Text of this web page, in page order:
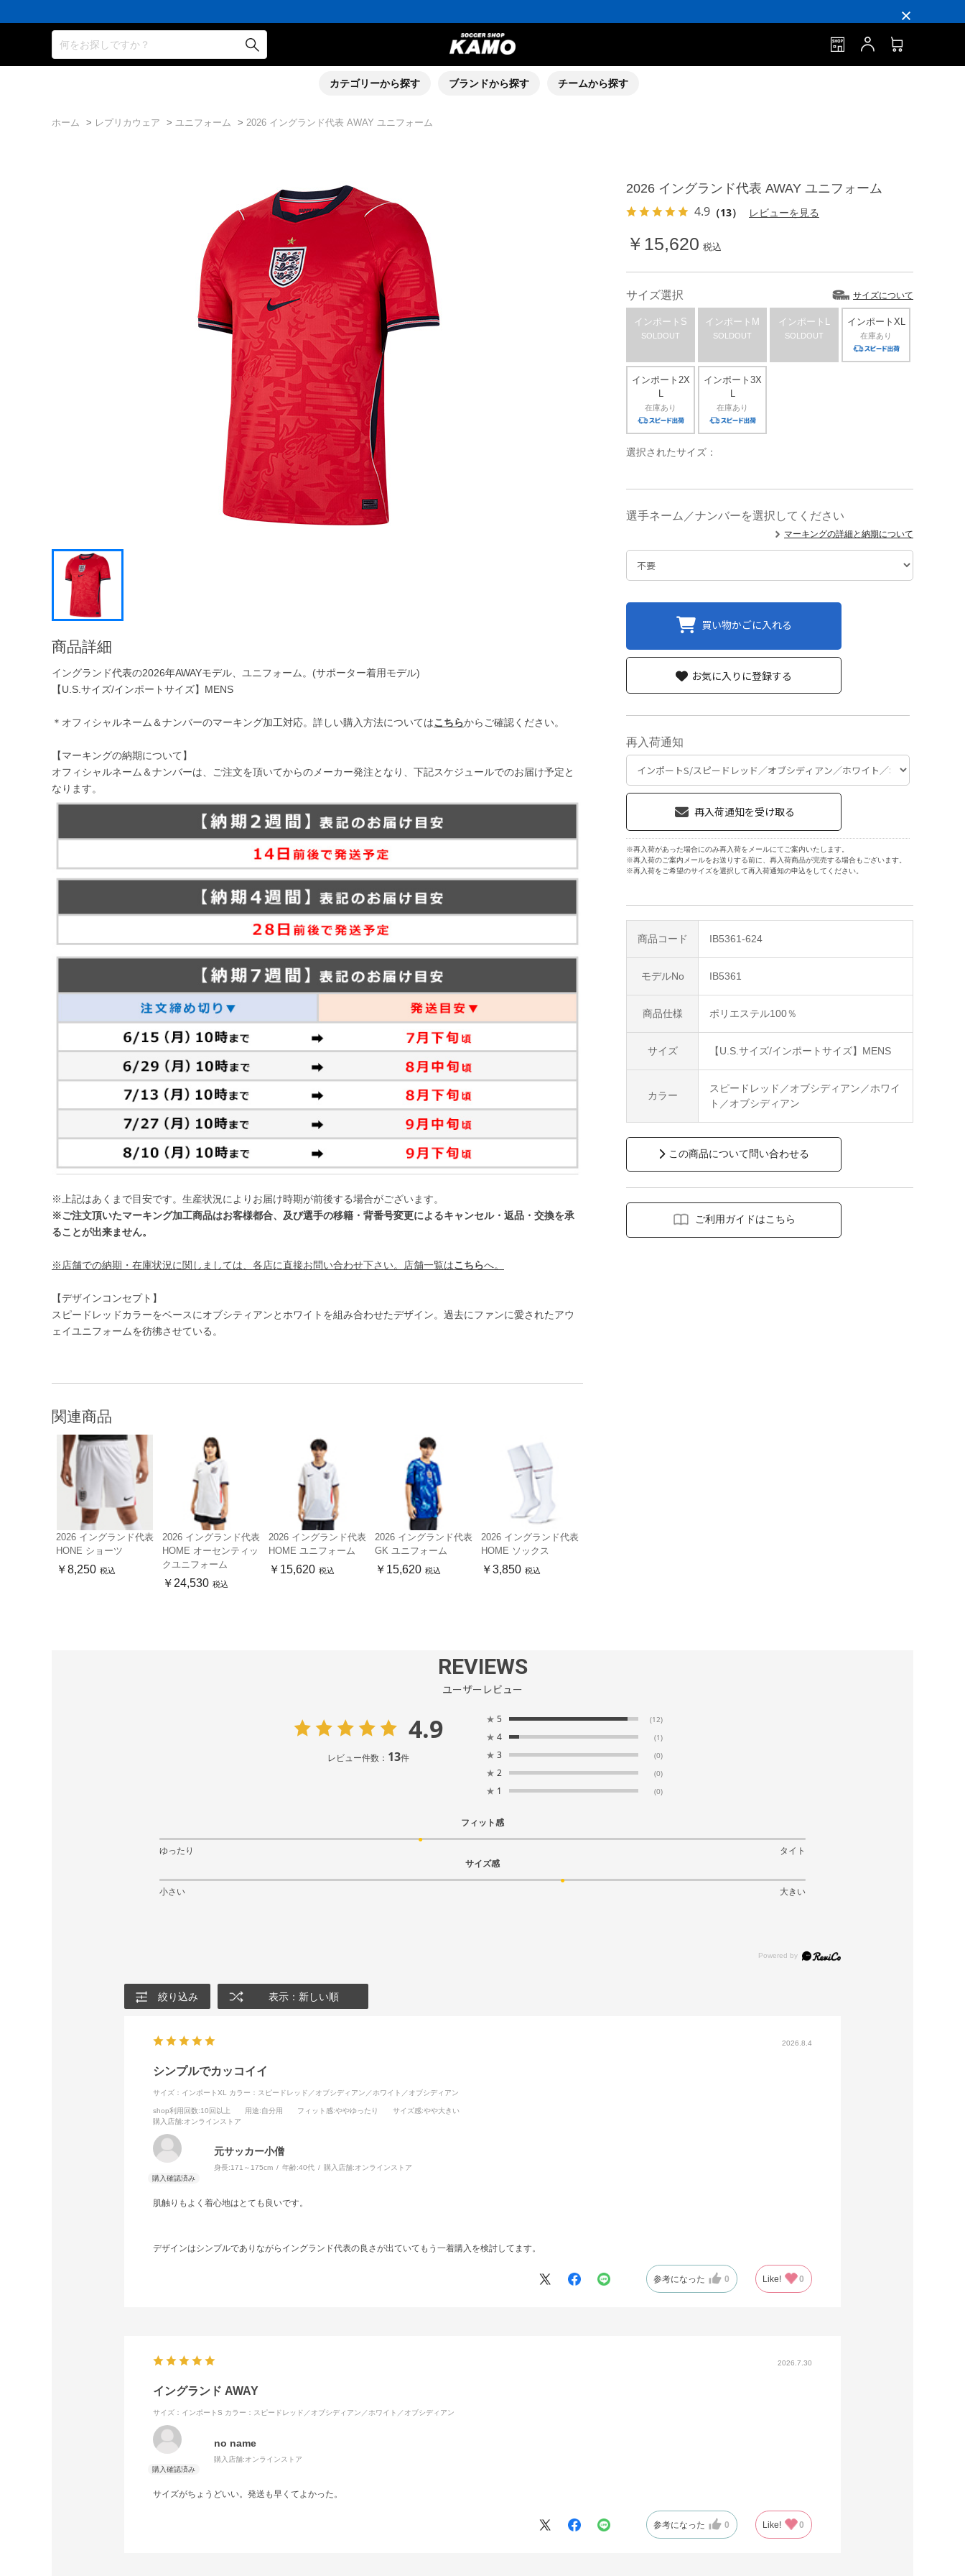
会員の方にはお誕生月に「10％OFFクーポン」プレゼント！
16,000円(税込)以上でシューズケースプレゼント！
3,300円(税込)以上で送料無料！
ポイント還元率5％！プレミア会員は7％
会員の方にはお誕生月に「10％OFFクーポン」プレゼント！
何をお探しですか？
カテゴリーから探す ブランドから探す チームから探す
ホーム > レプリカウェア > ユニフォーム > 2026 イングランド代表 AWAY ユニフォーム
商品詳細
イングランド代表の2026年AWAYモデル、ユニフォーム。(サポーター着用モデル)
【U.S.サイズ/インポートサイズ】MENS
＊オフィシャルネーム＆ナンバーのマーキング加工対応。詳しい購入方法についてはこちらからご確認ください。
【マーキングの納期について】
オフィシャルネーム＆ナンバーは、ご注文を頂いてからのメーカー発注となり、下記スケジュールでのお届け予定と
なります。
※上記はあくまで目安です。生産状況によりお届け時期が前後する場合がございます。
※ご注文頂いたマーキング加工商品はお客様都合、及び選手の移籍・背番号変更によるキャンセル・返品・交換を承
ることが出来ません。
※店舗での納期・在庫状況に関しましては、各店に直接お問い合わせ下さい。店舗一覧はこちらへ。
【デザインコンセプト】
スピードレッドカラーをベースにオブシティアンとホワイトを組み合わせたデザイン。過去にファンに愛されたアウ
ェイユニフォームを彷彿させている。
関連商品
2026 イングランド代表
HONE ショーツ
￥8,250 税込
2026 イングランド代表
HOME オーセンティッ
クユニフォーム
￥24,530 税込
2026 イングランド代表
HOME ユニフォーム
￥15,620 税込
2026 イングランド代表
GK ユニフォーム
￥15,620 税込
2026 イングランド代表
HOME ソックス
￥3,850 税込
2026 イングランド代表 AWAY ユニフォーム
4.9 （13） レビューを見る
￥15,620 税込
サイズ選択 サイズについて
インポートS
SOLDOUT
インポートM
SOLDOUT
インポートL
SOLDOUT
インポートXL
在庫あり
インポート2X
L
在庫あり
インポート3X
L
在庫あり
選択されたサイズ：
選手ネーム／ナンバーを選択してください
マーキングの詳細と納期について
買い物かごに入れる
商品コード IB5361-624
モデルNo IB5361
商品仕様 ポリエステル100％
サイズ 【U.S.サイズ/インポートサイズ】MENS
カラー
スピードレッド／オブシディアン／ホワイ
ト／オブシディアン
この商品について問い合わせる
ご利用ガイドはこちら
再入荷通知
※再入荷があった場合にのみ再入荷をメールにてご案内いたします。
※再入荷のご案内メールをお送りする前に、再入荷商品が完売する場合もございます。
※再入荷をご希望のサイズを選択して再入荷通知の申込をしてください。
お気に入りに登録する
REVIEWS
ユーザーレビュー
4.9
レビュー件数： 13件
★ 5 (12)
★ 4 (1)
★ 3 (0)
★ 2 (0)
★ 1 (0)
フィット感
ゆったり
タイト
サイズ感
小さい 大きい
絞り込み 表示：新しい順
2026.8.4
シンプルでカッコイイ
サイズ：インポートXL カラー：スピードレッド／オブシディアン／ホワイト／オブシディアン
shop利用回数:10回以上 用途:自分用 フィット感:ややゆったり サイズ感:やや大きい
購入店舗:オンラインストア
元サッカー小僧
身長:171～175cm 年齢:40代 購入店舗:オンラインストア
肌触りもよく着心地はとても良いです。
デザインはシンプルでありながらイングランド代表の良さが出ていてもう一着購入を検討してます。
参考になった 0 Like! 0
2026.7.30
イングランド AWAY
サイズ：インポートS カラー：スピードレッド／オブシディアン／ホワイト／オブシディアン
no name
購入店舗:オンラインストア
サイズがちょうどいい。発送も早くてよかった。
参考になった 0 Like! 0